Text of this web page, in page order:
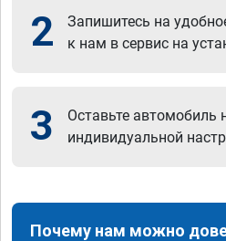
2
Запишитесь на
к нам в сервис на
3
Оставьте автомобиль
индивидуальной
Почему нам можно